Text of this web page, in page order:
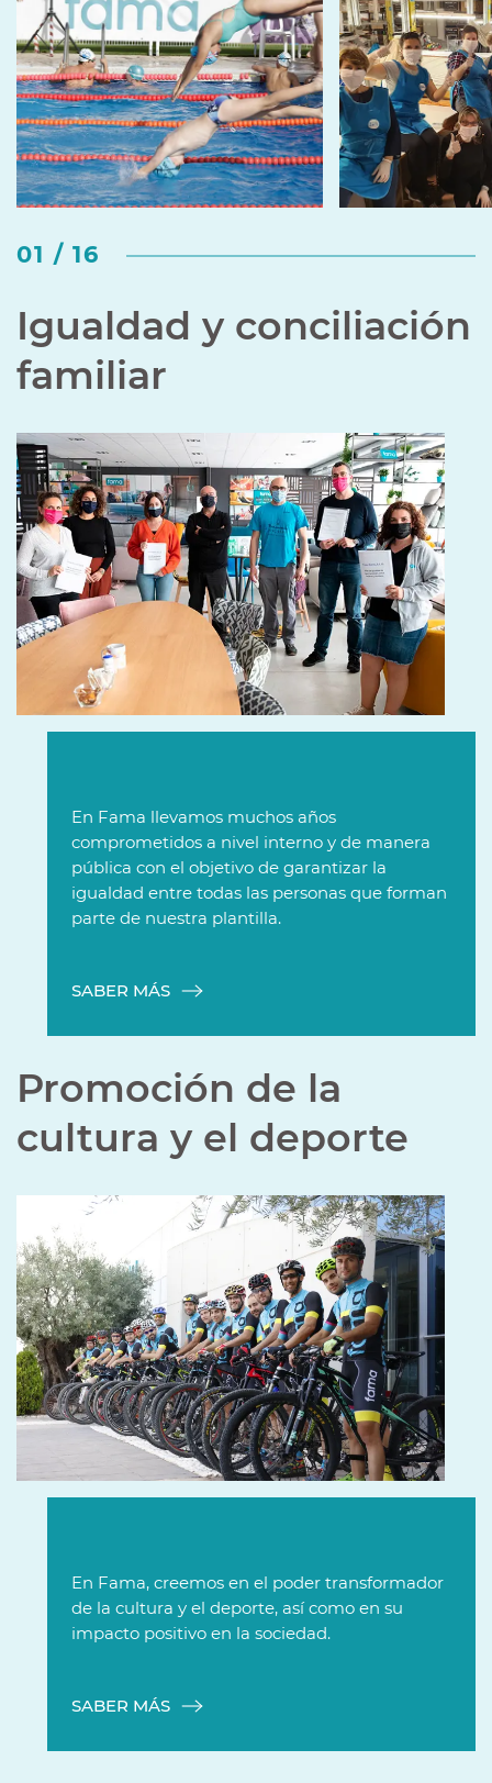
01 / 16
Igualdad y conciliación
familiar
En Fama llevamos muchos años
comprometidos a nivel interno y de manera
pública con el objetivo de garantizar la
igualdad entre todas las personas que forman
parte de nuestra plantilla.
SABER MÁS
Promoción de la
cultura y el deporte
En Fama, creemos en el poder transformador
de la cultura y el deporte, así como en su
impacto positivo en la sociedad.
SABER MÁS